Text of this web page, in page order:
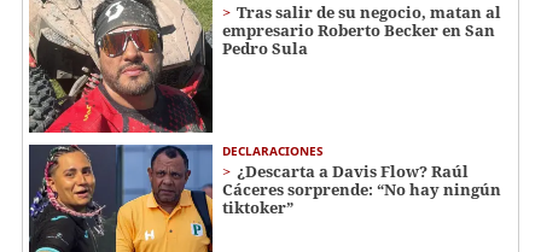
Tras salir de su negocio, matan al
empresario Roberto Becker en San
Pedro Sula
DECLARACIONES
¿Descarta a Davis Flow? Raúl
Cáceres sorprende: “No hay ningún
tiktoker”